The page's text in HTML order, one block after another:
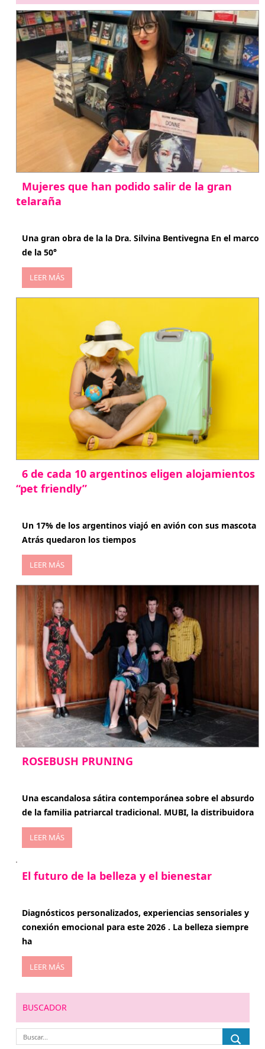
Mujeres que han podido salir de la gran
telaraña
Una gran obra de la la Dra. Silvina Bentivegna En el marco
de la 50°
LEER MÁS
6 de cada 10 argentinos eligen alojamientos
“pet friendly”
Un 17% de los argentinos viajó en avión con sus mascota
Atrás quedaron los tiempos
LEER MÁS
ROSEBUSH PRUNING
Una escandalosa sátira contemporánea sobre el absurdo
de la familia patriarcal tradicional. MUBI, la distribuidora
LEER MÁS
El futuro de la belleza y el bienestar
Diagnósticos personalizados, experiencias sensoriales y
conexión emocional para este 2026 . La belleza siempre
ha
LEER MÁS
BUSCADOR